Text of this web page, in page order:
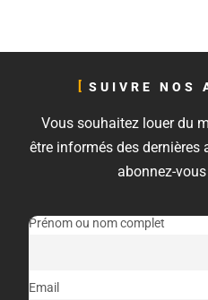
SUIVRE NOS
Vous souhaitez louer du
être informés des dernières
abonnez-
Prénom ou nom complet
Email